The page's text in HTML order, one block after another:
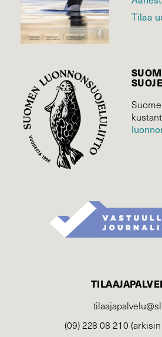
Tilaa
(09) 228 08 210